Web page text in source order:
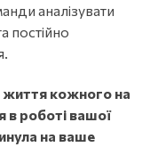
аналізувати
постійно
життя кожного на
в роботі вашої
на ваше